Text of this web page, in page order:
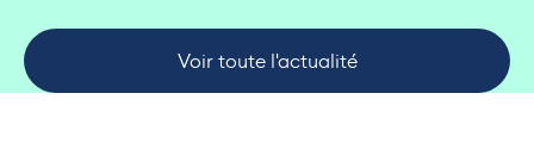
Voir toute l'actualité